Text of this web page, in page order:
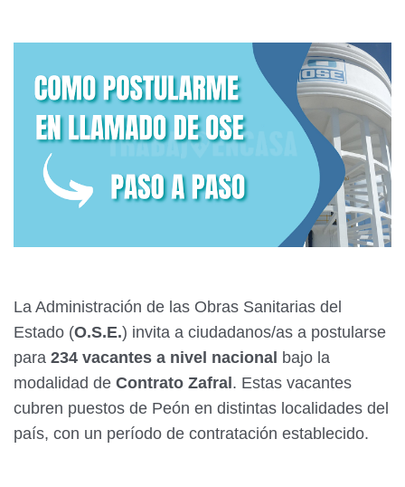
La Administración de las Obras Sanitarias del
Estado (O.S.E.) invita a ciudadanos/as a postularse
para 234 vacantes a nivel nacional bajo la
modalidad de Contrato Zafral. Estas vacantes
cubren puestos de Peón en distintas localidades del
país, con un período de contratación establecido.